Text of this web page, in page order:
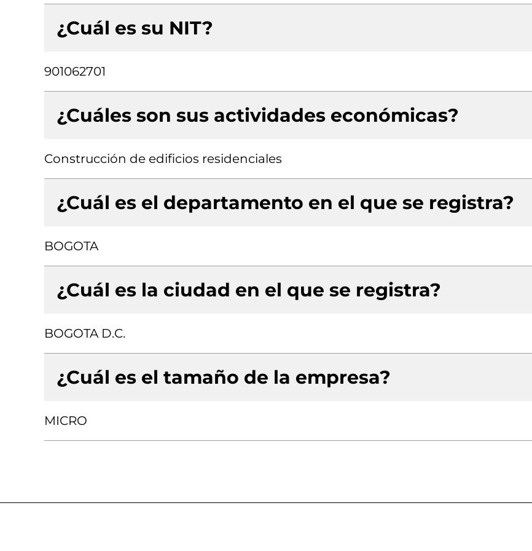
¿Cuál es su NIT?
901062701
¿Cuáles son sus actividades económicas?
Construcción de edificios residenciales
¿Cuál es el departamento en el que se registra?
BOGOTA
¿Cuál es la ciudad en el que se registra?
BOGOTA D.C.
¿Cuál es el tamaño de la empresa?
MICRO